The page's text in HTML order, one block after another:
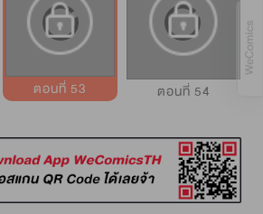
ตอนที่ 53 ตอนที่ 54